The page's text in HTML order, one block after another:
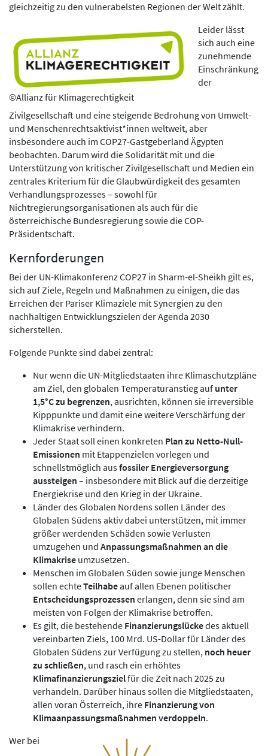
gleichzeitig zu den vulnerabelsten Regionen der Welt zählt.
©Allianz für Klimagerechtigkeit
Leider lässt
sich auch eine
zunehmende
Einschränkung
der
Zivilgesellschaft und eine steigende Bedrohung von Umwelt-
und Menschenrechtsaktivist*innen weltweit, aber
insbesondere auch im COP27-Gastgeberland Ägypten
beobachten. Darum wird die Solidarität mit und die
Unterstützung von kritischer Zivilgesellschaft und Medien ein
zentrales Kriterium für die Glaubwürdigkeit des gesamten
Verhandlungsprozesses – sowohl für
Nichtregierungsorganisationen als auch für die
österreichische Bundesregierung sowie die COP-
Präsidentschaft.
Kernforderungen
Bei der UN-Klimakonferenz COP27 in Sharm-el-Sheikh gilt es,
sich auf Ziele, Regeln und Maßnahmen zu einigen, die das
Erreichen der Pariser Klimaziele mit Synergien zu den
nachhaltigen Entwicklungszielen der Agenda 2030
sicherstellen.
Folgende Punkte sind dabei zentral:
Nur wenn die UN-Mitgliedstaaten ihre Klimaschutzpläne
am Ziel, den globalen Temperaturanstieg auf unter
1,5°C zu begrenzen, ausrichten, können sie irreversible
Kipppunkte und damit eine weitere Verschärfung der
Klimakrise verhindern.
Jeder Staat soll einen konkreten Plan zu Netto-Null-
Emissionen mit Etappenzielen vorlegen und
schnellstmöglich ausfossiler Energieversorgung
aussteigen – insbesondere mit Blick auf die derzeitige
Energiekrise und den Krieg in der Ukraine.
Länder des Globalen Nordens sollen Länder des
Globalen Südens aktiv dabei unterstützen, mit immer
größer werdenden Schäden sowie Verlusten
umzugehen und Anpassungsmaßnahmen an die
Klimakrise umzusetzen.
Menschen im Globalen Süden sowie junge Menschen
sollen echteTeilhabeauf allen Ebenen politischer
Entscheidungsprozessen erlangen, denn sie sind am
meisten von Folgen der Klimakrise betroffen.
Es gilt, die bestehende Finanzierungslückedes aktuell
vereinbarten Ziels, 100 Mrd. US-Dollar für Länder des
Globalen Südens zur Verfügung zu stellen, noch heuer
zu schließen, und rasch ein erhöhtes
Klimafinanzierungszielfür die Zeit nach 2025 zu
verhandeln. Darüber hinaus sollen die Mitgliedstaaten,
allen voran Österreich, ihre Finanzierung von
Klimaanpassungsmaßnahmen verdoppeln.
Wer bei